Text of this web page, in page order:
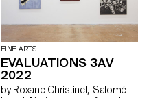
FINE ARTS
EVALUATIONS 3AV
2022
by Roxane Christinet, Salomé